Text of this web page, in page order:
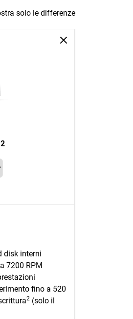
solo le differenze
disk interni
7200 RPM
fino a 520
2 (solo il